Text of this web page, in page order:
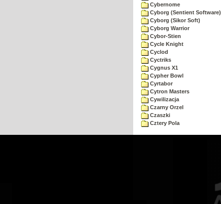
Cybernome
Cyborg (Sentient Software)
Cyborg (Sikor Soft)
Cyborg Warrior
Cybor-Stien
Cycle Knight
Cyclod
Cyctriks
Cygnus X1
Cypher Bowl
Cyrtabor
Cytron Masters
Cywilizacja
Czarny Orzel
Czaszki
Cztery Pola